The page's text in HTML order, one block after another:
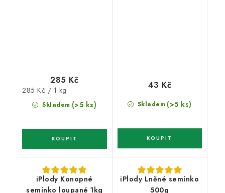
Skladem (>5 ks)
285 Kč
Měrná
cena:
285 Kč / 1 kg
Skladem (>5 ks)
43 Kč
iPlody Konopné
semínko loupané 1kg
iPlody Lněné semínko
500g